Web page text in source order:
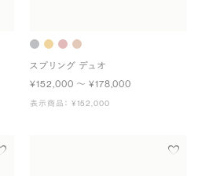
スプリング デュオ
¥152,000 〜 ¥178,000
表示商品： ¥152,000